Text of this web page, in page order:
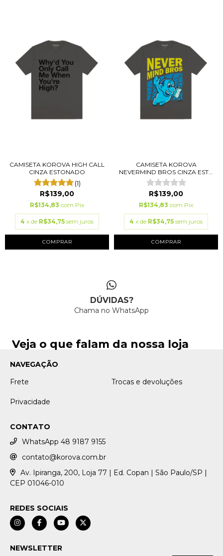
CAMISETA KOROVA HIGH CALL
CINZA ESTONADO
(1)
R$139,00
R$134,83 com Pix
4 x de R$34,75 sem juros
COMPRAR
CAMISETA KOROVA
NEVERMIND BROS CINZA EST...
R$139,00
R$134,83 com Pix
4 x de R$34,75 sem juros
COMPRAR
DÚVIDAS?
Chama no WhatsApp
Veja o que falam da nossa loja
NAVEGAÇÃO
Frete
Trocas e devoluções
Privacidade
CONTATO
WhatsApp 48 9187 9155
contato@korova.com.br
Av. Ipiranga, 200, Loja 77 | Ed. Copan | São Paulo/SP |
CEP 01046-010
REDES SOCIAIS
NEWSLETTER